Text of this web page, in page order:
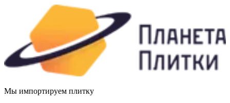
Мы импортируем плитку